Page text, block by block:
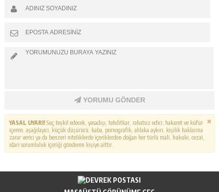
YORUMU GÖNDER
YASAL UYARI!Suç teşkil edecek, yasadışı, tehditkar, rahatsız edici, hakaret ve küfür
içeren, aşağılayıcı, küçük düşürücü, kaba, pornografik, ahlaka aykırı, kişilik haklarına
zarar verici ya da benzeri niteliklerde içeriklerden doğan her türlü mali, hukuki, cezai,
idari sorumluluk içeriği gönderen kişiye aittir.